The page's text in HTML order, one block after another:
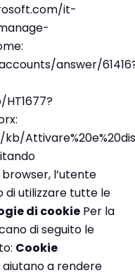
it-
answer/
l’utente
di utilizzare tutte le
di cookie Per la
di seguito le
Cookie
aiutano a rendere